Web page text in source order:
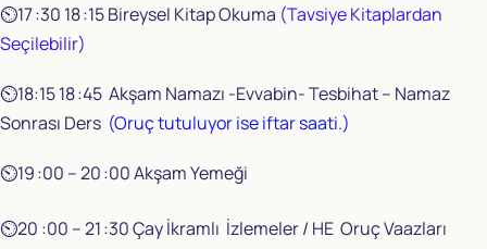
⏲️17 :30 18 :15 Bireysel Kitap Okuma (Tavsiye Kitaplardan
Seçilebilir)
⏲️18:15 18 :45 Akşam Namazı -Evvabin- Tesbihat – Namaz
Sonrası Ders (Oruç tutuluyor ise iftar saati.)
⏲️19 :00 – 20 :00 Akşam Yemeği
⏲️20 :00 – 21 :30 Çay İkramlı İzlemeler / HE Oruç Vaazları